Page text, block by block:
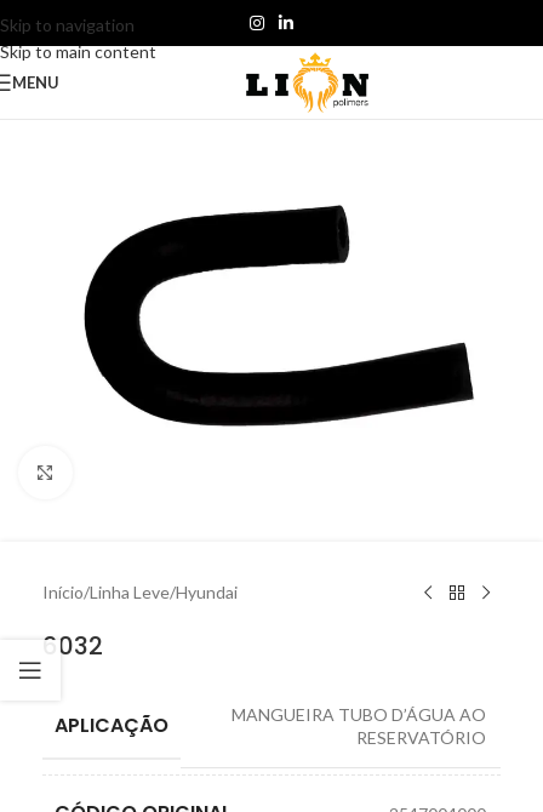
Skip to navigation
Skip to main content
MENU
Início/Linha Leve/Hyundai
6032
APLICAÇÃO
MANGUEIRA TUBO D’ÁGUA AO
RESERVATÓRIO